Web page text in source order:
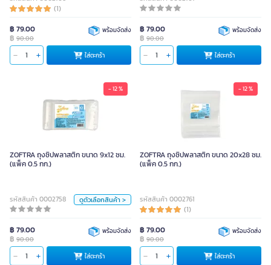
(1)
฿ 79.00
฿ 90.00
พร้อมจัดส่ง
ใส่ตะกร้า
฿ 79.00
฿ 90.00
พร้อมจัดส่ง
ใส่ตะกร้า
- 12 %
ZOFTRA ถุงซิปพลาสติก ขนาด 9x12 ซม.
(แพ็ค 0.5 กก.)
รหัสสินค้า 0002758 ดูตัวเลือกสินค้า >
฿ 79.00
฿ 90.00
พร้อมจัดส่ง
ใส่ตะกร้า
ZOFTRA ถุงซิปพลาสติก ขนาด 9x12
หน่วย
ใส่ตะกร้า
- 12 %
ZOFTRA ถุงซิปพลาสติก ขนาด 20x28 ซม.
(แพ็ค 0.5 กก.)
รหัสสินค้า 0002761
(1)
฿ 79.00
฿ 90.00
พร้อมจัดส่ง
ใส่ตะกร้า